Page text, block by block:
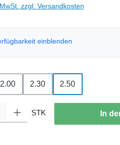
zzgl. Versandkosten
einblenden
2.00 2.30 2.50
Gib den gewünschten Wert ein
STK In